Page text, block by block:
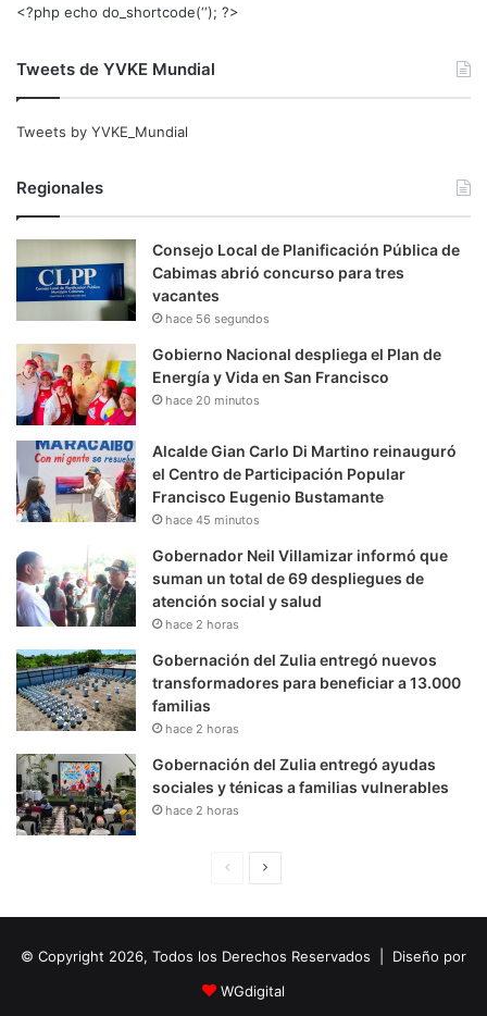
<?php echo do_shortcode(‘‘); ?>
Tweets de YVKE Mundial
Tweets by YVKE_Mundial
Regionales
Consejo Local de Planificación Pública de
Cabimas abrió concurso para tres
vacantes
hace 56 segundos
Gobierno Nacional despliega el Plan de
Energía y Vida en San Francisco
hace 20 minutos
Alcalde Gian Carlo Di Martino reinauguró
el Centro de Participación Popular
Francisco Eugenio Bustamante
hace 45 minutos
Gobernador Neil Villamizar informó que
suman un total de 69 despliegues de
atención social y salud
hace 2 horas
Gobernación del Zulia entregó nuevos
transformadores para beneficiar a 13.000
familias
hace 2 horas
Gobernación del Zulia entregó ayudas
sociales y ténicas a familias vulnerables
hace 2 horas
i
n
u
i
© Copyright 2026, Todos los Derechos Reservados | Diseño por
WGdigital